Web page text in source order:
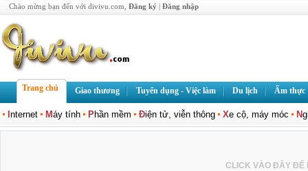
Chào mừng bạn đến với divivu.com, Đăng ký | Đăng nhập
Trang chủ Giao thương Tuyển dụng - Việc làm Du lịch Ẩm thực
nternet Máy tính Phần mềm Điện tử, viễn thông Xe cộ, máy móc N
CLICK VÀO ĐÂY ĐỂ